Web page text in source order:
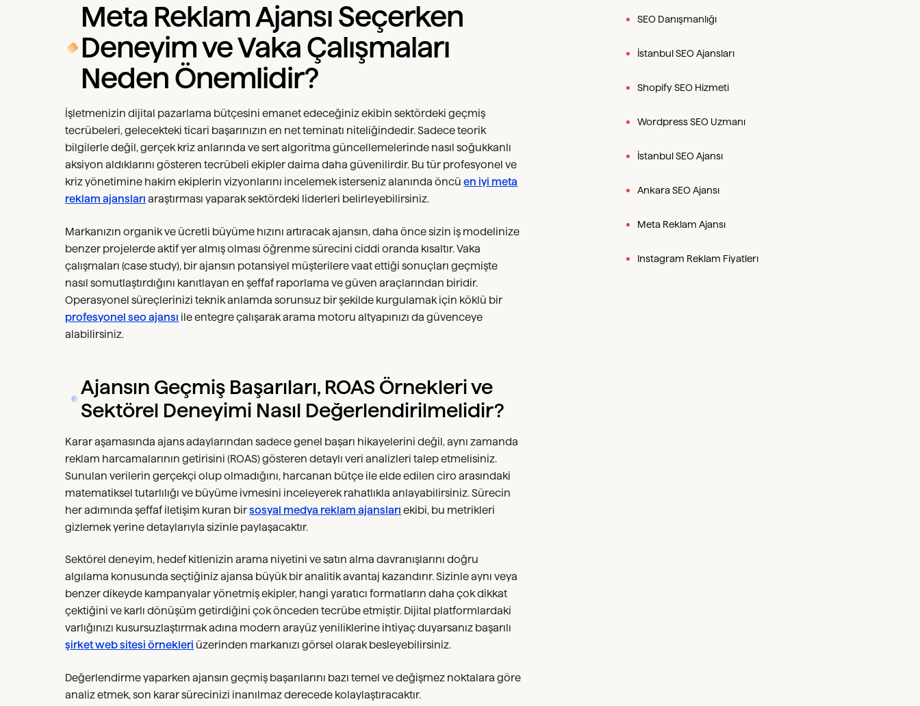
Meta Reklam Ajansı Seçerken
Deneyim ve Vaka Çalışmaları
Neden Önemlidir?
İşletmenizin dijital pazarlama bütçesini emanet edeceğiniz ekibin sektördeki geçmiş
tecrübeleri, gelecekteki ticari başarınızın en net teminatı niteliğindedir. Sadece teorik
bilgilerle değil, gerçek kriz anlarında ve sert algoritma güncellemelerinde nasıl soğukkanlı
aksiyon aldıklarını gösteren tecrübeli ekipler daima daha güvenilirdir. Bu tür profesyonel ve
kriz yönetimine hakim ekiplerin vizyonlarını incelemek isterseniz alanında öncüen iyi meta
reklam ajansları araştırması yaparak sektördeki liderleri belirleyebilirsiniz.
Markanızın organik ve ücretli büyüme hızını artıracak ajansın, daha önce sizin iş modelinize
benzer projelerde aktif yer almış olması öğrenme sürecini ciddi oranda kısaltır. Vaka
çalışmaları (case study), bir ajansın potansiyel müşterilere vaat ettiği sonuçları geçmişte
nasıl somutlaştırdığını kanıtlayan en şeffaf raporlama ve güven araçlarından biridir.
Operasyonel süreçlerinizi teknik anlamda sorunsuz bir şekilde kurgulamak için köklü bir
profesyonel seo ajansı ile entegre çalışarak arama motoru altyapınızı da güvenceye
alabilirsiniz.
Ajansın Geçmiş Başarıları, ROAS Örnekleri ve
Sektörel Deneyimi Nasıl Değerlendirilmelidir?
Karar aşamasında ajans adaylarından sadece genel başarı hikayelerini değil, aynı zamanda
reklam harcamalarının getirisini (ROAS) gösteren detaylı veri analizleri talep etmelisiniz.
Sunulan verilerin gerçekçi olup olmadığını, harcanan bütçe ile elde edilen ciro arasındaki
matematiksel tutarlılığı ve büyüme ivmesini inceleyerek rahatlıkla anlayabilirsiniz. Sürecin
her adımında şeffaf iletişim kuran birsosyal medya reklam ajansları ekibi, bu metrikleri
gizlemek yerine detaylarıyla sizinle paylaşacaktır.
Sektörel deneyim, hedef kitlenizin arama niyetini ve satın alma davranışlarını doğru
algılama konusunda seçtiğiniz ajansa büyük bir analitik avantaj kazandırır. Sizinle aynı veya
benzer dikeyde kampanyalar yönetmiş ekipler, hangi yaratıcı formatların daha çok dikkat
çektiğini ve karlı dönüşüm getirdiğini çok önceden tecrübe etmiştir. Dijital platformlardaki
varlığınızı kusursuzlaştırmak adına modern arayüz yeniliklerine ihtiyaç duyarsanız başarılı
şirket web sitesi örnekleri üzerinden markanızı görsel olarak besleyebilirsiniz.
Değerlendirme yaparken ajansın geçmiş başarılarını bazı temel ve değişmez noktalara göre
analiz etmek, son karar sürecinizi inanılmaz derecede kolaylaştıracaktır.
SEO Danışmanlığı
İstanbul SEO Ajansları
Shopify SEO Hizmeti
Wordpress SEO Uzmanı
İstanbul SEO Ajansı
Ankara SEO Ajansı
Meta Reklam Ajansı
Instagram Reklam Fiyatlerı